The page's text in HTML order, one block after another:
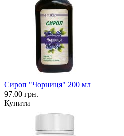
Сироп "Чорниця" 200 мл
97.00 грн.
Купити